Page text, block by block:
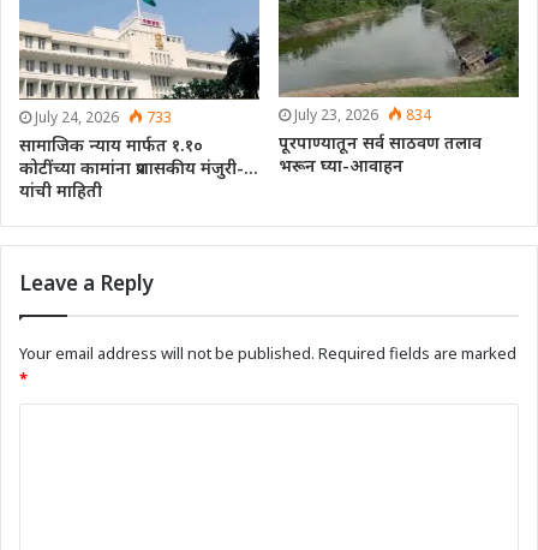
July 24, 2026 733
सामाजिक न्याय मार्फत १.१०
कोटींच्या कामांना प्रशासकीय मंजुरी-…
यांची माहिती
July 23, 2026 834
पूरपाण्यातून सर्व साठवण तलाव
भरून घ्या-आवाहन
Leave a Reply
Your email address will not be published. Required fields are marked
*